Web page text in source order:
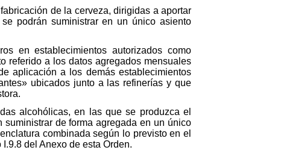
de la cerveza, dirigidas a aportar
podrán suministrar en un único asiento
en establecimientos autorizados como
referido a los datos agregados mensuales
aplicación a los demás establecimientos
ubicados junto a las refinerías y que
alcohólicas, en las que se produzca el
de forma agregada en un único
combinada según lo previsto en el
del Anexo de esta Orden.